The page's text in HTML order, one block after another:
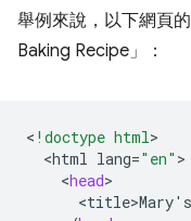
舉例來說，以下網頁
Baking Recipe」：
< !doctype html
<html lang="en"
<head
<title>Mary' s